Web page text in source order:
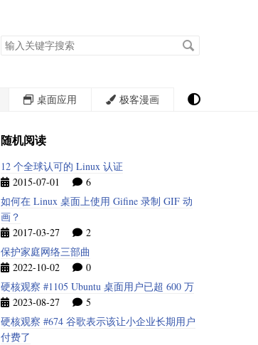
搜
索
桌面应用 极客漫画
随机阅读
12 个全球认可的 Linux 认证
2015-07-01
6
如何在 Linux 桌面上使用 Gifine 录制 GIF 动
画？
2017-03-27
2
保护家庭网络三部曲
2022-10-02
0
硬核观察 #1105 Ubuntu 桌面用户已超 600 万
2023-08-27
5
硬核观察 #674 谷歌表示该让小企业长期用户
付费了